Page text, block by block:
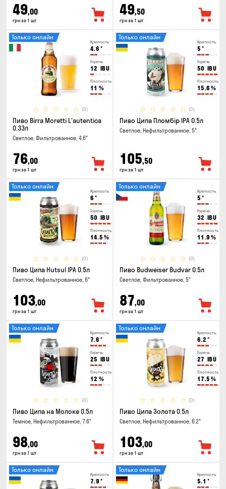
49,00
грн за 1 шт
49,50
грн за 1 шт
Крепость
4.6 °
Горечь
12 IBU
Плотность
11 %
(0)
Только онлайн
Пиво Birra Moretti L'autentica
0.33л
Светлое, Фильтрованное, 4.6°
76,00
грн за 1 шт
Крепость
5 °
Горечь
50 IBU
Плотность
15.6 %
(0)
Только онлайн
Пиво Ципа Пломбір IPA 0.5л
Светлое, Нефильтрованное, 5°
105,50
грн за 1 шт
Крепость
6 °
Горечь
50 IBU
Плотность
14.5 %
(0)
Только онлайн
Пиво Ципа Hutsul IPA 0.5л
Светлое, Нефильтрованное, 6°
103,00
грн за 1 шт
Крепость
5 °
Горечь
32 IBU
Плотность
11.9 %
(0)
Только онлайн
Пиво Budweiser Budvar 0.5л
Светлое, Фильтрованное, 5°
87,00
грн за 1 шт
Крепость
7.6 °
Горечь
25 IBU
Плотность
12 %
(0)
Только онлайн
Пиво Ципа на Молоке 0.5л
Темное, Нефильтрованное, 7.6°
98,00
грн за 1 шт
Крепость
6.2 °
Горечь
27 IBU
Плотность
17.5 %
(0)
Только онлайн
Пиво Ципа Золота 0.5л
Светлое, Нефильтрованное, 6.2°
103,00
грн за 1 шт
Крепость
7.9 °
Только онлайн
Крепость
5.1 °
Только онлайн